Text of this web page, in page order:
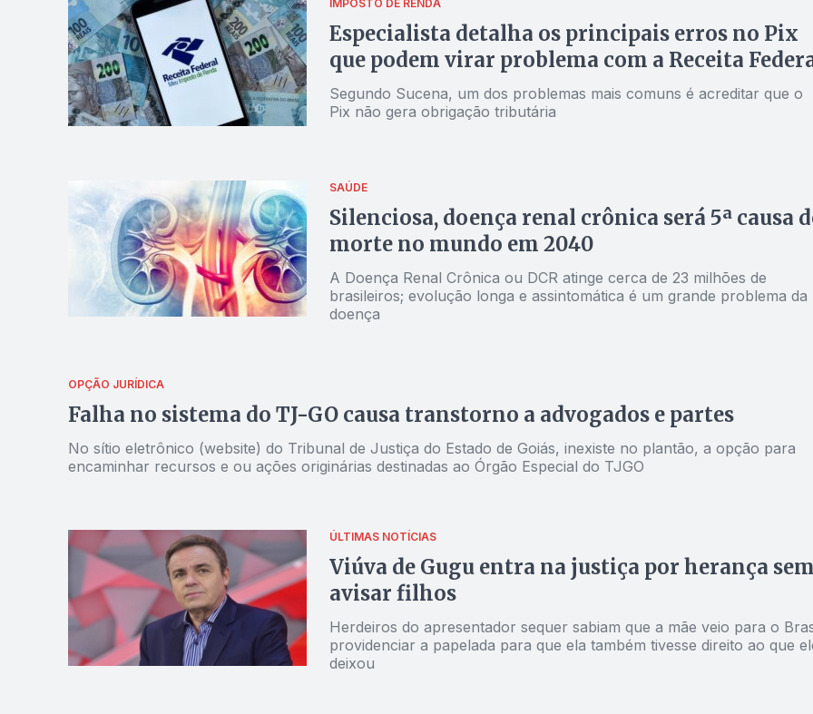
IMPOSTO DE RENDA
Especialista detalha os principais erros no Pix
que podem virar problema com a Receita
Segundo Sucena, um dos problemas mais comuns é acreditar que o
Pix não gera obrigação tributária
SAÚDE
Silenciosa, doença renal crônica será 5ª causa
morte no mundo em 2040
A Doença Renal Crônica ou DCR atinge cerca de 23 milhões de
brasileiros; evolução longa e assintomática é um grande problema da
doença
OPÇÃO JURÍDICA
Falha no sistema do TJ-GO causa transtorno a advogados e partes
No sítio eletrônico (website) do Tribunal de Justiça do Estado de Goiás, inexiste no plantão, a opção para
encaminhar recursos e ou ações originárias destinadas ao Órgão Especial do TJGO
ÚLTIMAS NOTÍCIAS
Viúva de Gugu entra na justiça por herança
avisar filhos
Herdeiros do apresentador sequer sabiam que a mãe veio para o
providenciar a papelada para que ela também tivesse direito ao que
deixou